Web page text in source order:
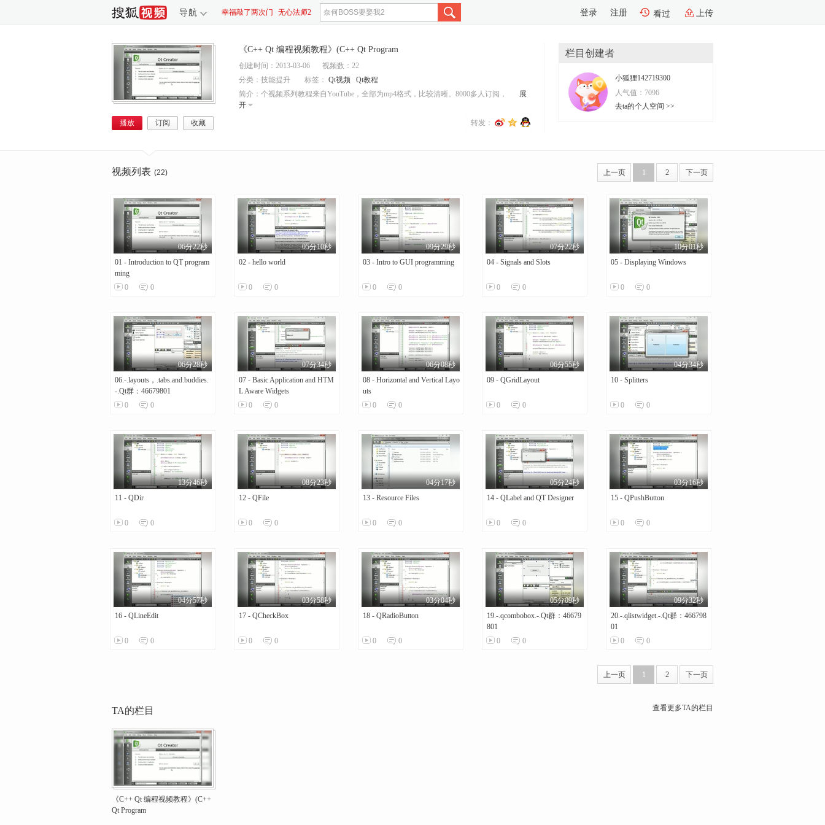
导航 幸福敲了两次门 无心法师2
忍冬艳蔷薇
登录 注册 看过 上传
播放 订阅 收藏
《C++ Qt 编程视频教程》(C++ Qt Program
创建时间：2013-03-06
视频数：22
分类：技能提升
标签： Qt视频
Qt教程
简介： 个视频系列教程来自YouTube，全部为mp4格式，比较清晰。8000多人订阅，
展
开
转发：
栏目创建者
小狐狸142719300
人气值： 7096
去ta的个人空间 >>
视频列表 (22) 上一页 1 2 下一页
06分22秒
01 - Introduction to QT program
ming
0
0
05分10秒
02 - hello world
0 0
09分29秒
03 - Intro to GUI programming
0 0
07分22秒
04 - Signals and Slots
0 0
10分01秒
05 - Displaying Windows
0 0
06分28秒
06.-.layouts，.tabs.and.buddies.
-.Qt群：46679801
0
0
07分34秒
07 - Basic Application and HTM
L Aware Widgets
0
0
06分08秒
08 - Horizontal and Vertical Layo
uts
0
0
06分55秒
09 - QGridLayout
0 0
04分34秒
10 - Splitters
0 0
13分46秒
11 - QDir
0 0
08分23秒
12 - QFile
0 0
04分17秒
13 - Resource Files
0 0
05分24秒
14 - QLabel and QT Designer
0 0
03分16秒
15 - QPushButton
0 0
04分57秒
16 - QLineEdit
0 0
03分58秒
17 - QCheckBox
0 0
03分04秒
18 - QRadioButton
0 0
05分09秒
19.-.qcombobox.-.Qt群：46679
801
0
0
09分32秒
20.-.qlistwidget.-.Qt群：466798
01
0
0
上一页 1 2 下一页
TA的栏目 查看更多TA的栏目
《C++ Qt 编程视频教程》(C++
Qt Program